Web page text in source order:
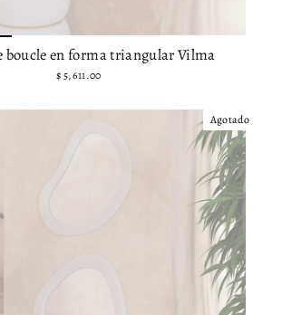
boucle en forma triangular Vilma
$ 5,611.00
Agotado